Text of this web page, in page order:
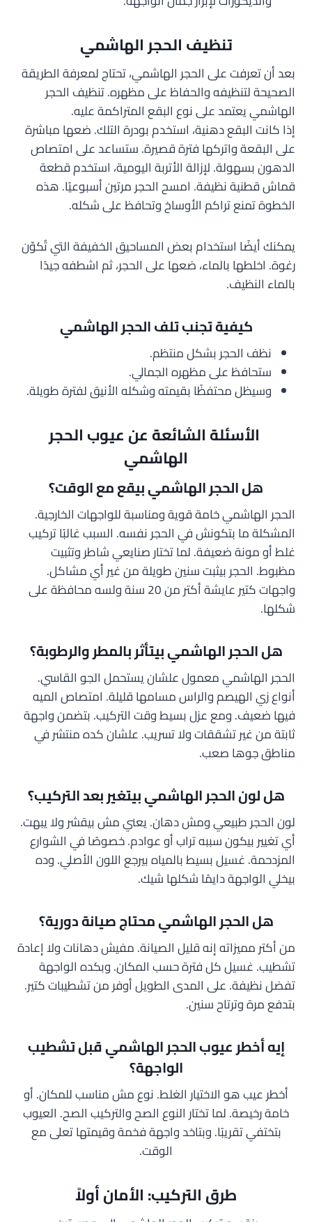
تنظيف الحجر الهاشمي
بعد أن تعرفت على الحجر الهاشمي، تحتاج لمعرفة الطريقة
الصحيحة لتنظيفه والحفاظ على مظهره. تنظيف الحجر
الهاشمي يعتمد على نوع البقع المتراكمة عليه.
إذا كانت البقع دهنية، استخدم بودرة التلك. ضعها مباشرة
على البقعة واتركها فترة قصيرة. ستساعد على امتصاص
الدهون بسهولة. لإزالة الأتربة اليومية، استخدم قطعة
قماش قطنية نظيفة. امسح الحجر مرتين أسبوعيًا. هذه
الخطوة تمنع تراكم الأوساخ وتحافظ على شكله.
يمكنك أيضًا استخدام بعض المساحيق الخفيفة التي تُكوّن
رغوة. اخلطها بالماء، ضعها على الحجر، ثم اشطفه جيدًا
بالماء النظيف.
كيفية تجنب تلف الحجر الهاشمي
نظف الحجر بشكل منتظم.
ستحافظ على مظهره الجمالي.
وسيظل محتفظًا بقيمته وشكله الأنيق لفترة طويلة.
الأسئلة الشائعة عن عيوب الحجر
الهاشمي
هل الحجر الهاشمي بيقع مع الوقت؟
الحجر الهاشمي خامة قوية ومناسبة للواجهات الخارجية.
المشكلة ما بتكونش في الحجر نفسه. السبب غالبًا تركيب
غلط أو مونة ضعيفة. لما تختار صنايعي شاطر وتثبيت
مظبوط. الحجر بيثبت سنين طويلة من غير أي مشاكل.
واجهات كتير عايشة أكتر من 20 سنة ولسه محافظة على
شكلها.
هل الحجر الهاشمي بيتأثر بالمطر والرطوبة؟
الحجر الهاشمي معمول علشان يستحمل الجو القاسي.
أنواع زي الهيصم والراس مسامها قليلة. امتصاص الميه
فيها ضعيف. ومع عزل بسيط وقت التركيب. بتضمن واجهة
ثابتة من غير تشققات ولا تسريب. علشان كده منتشر في
مناطق جوها صعب.
هل لون الحجر الهاشمي بيتغير بعد التركيب؟
لون الحجر طبيعي ومش دهان. يعني مش بيقشر ولا يبهت.
أي تغيير بيكون سببه تراب أو عوادم. خصوصًا في الشوارع
المزدحمة. غسيل بسيط بالمياه بيرجع اللون الأصلي. وده
بيخلي الواجهة دايمًا شكلها شيك.
هل الحجر الهاشمي محتاج صيانة دورية؟
من أكتر مميزاته إنه قليل الصيانة. مفيش دهانات ولا إعادة
تشطيب. غسيل كل فترة حسب المكان. وبكده الواجهة
تفضل نظيفة. على المدى الطويل أوفر من تشطيبات كتير.
بتدفع مرة وترتاح سنين.
إيه أخطر عيوب الحجر الهاشمي قبل تشطيب
الواجهة؟
أخطر عيب هو الاختيار الغلط. نوع مش مناسب للمكان. أو
خامة رخيصة. لما تختار النوع الصح والتركيب الصح. العيوب
بتختفي تقريبًا. وبتاخد واجهة فخمة وقيمتها تعلى مع
الوقت.
طرق التركيب: الأمان أولاً